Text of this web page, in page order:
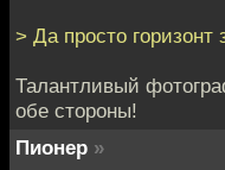
> Да просто горизонт
Талантливый
обе стороны!
Пионер »